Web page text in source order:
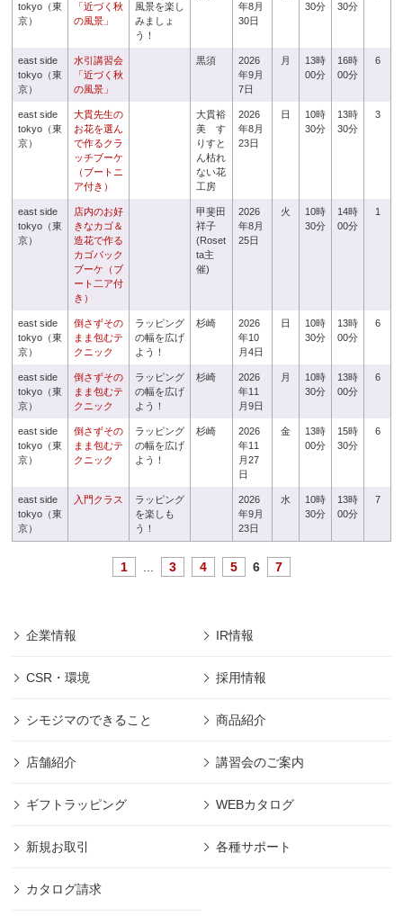
tokyo（東
京）
「近づく秋
の風景」
風景を楽し
みましょ
う！
年8月
30日
30分
30分
east side
tokyo（東
京）
水引講習会
「近づく秋
の風景」
黒須
2026
年9月
7日
月
13時
00分
16時
00分
6
east side
tokyo（東
京）
大貫先生の
お花を選ん
で作るクラ
ッチブーケ
（ブートニ
ア付き）
大貫裕
美 す
りすと
ん枯れ
ない花
工房
2026
年8月
23日
日
10時
30分
13時
30分
3
east side
tokyo（東
京）
店内のお好
きなカゴ＆
造花で作る
カゴバック
ブーケ（ブ
ート二ア付
き）
甲斐田
祥子
(Roset
ta主
催)
2026
年8月
25日
火
10時
30分
14時
00分
1
east side
tokyo（東
京）
倒さずその
まま包むテ
クニック
ラッピング
の幅を広げ
よう！
杉崎
2026
年10
月4日
日
10時
30分
13時
00分
6
east side
tokyo（東
京）
倒さずその
まま包むテ
クニック
ラッピング
の幅を広げ
よう！
杉崎
2026
年11
月9日
月
10時
30分
13時
00分
6
east side
tokyo（東
京）
倒さずその
まま包むテ
クニック
ラッピング
の幅を広げ
よう！
杉崎
2026
年11
月27
日
金
13時
00分
15時
30分
6
east side
tokyo（東
京）
入門クラス
ラッピング
を楽しも
う！
2026
年9月
23日
水
10時
30分
13時
00分
7
1 3 4 5 6 7
企業情報 IR情報
CSR・環境 採用情報
シモジマのできること 商品紹介
店舗紹介 講習会のご案内
ギフトラッピング WEBカタログ
新規お取引 各種サポート
カタログ請求